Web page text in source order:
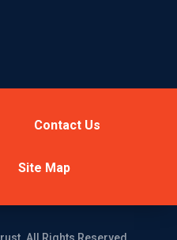
Contact Us
Site Map